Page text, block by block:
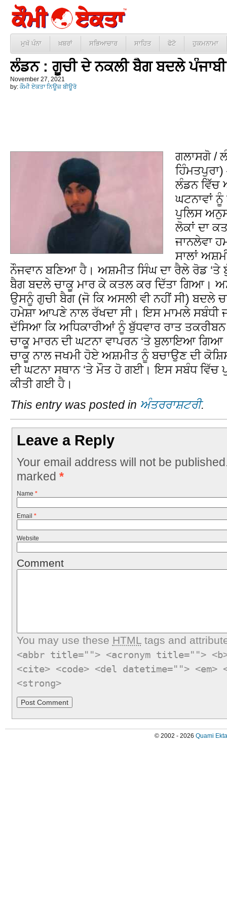
ਮੁਖੱ ਪੰਨਾ ਖ਼ਬਰਾਂ ਸਭਿਆਚਾਰ ਸਾਹਿਤ ਫੋਟੋ ਹੁਕਮਨਾਮਾ
ਲੰਡਨ : ਗੂਚੀ ਦੇ ਨਕਲੀ ਬੈਗ ਬਦਲੇ
November 27, 2021
by: ਕੌਮੀ ਏਕਤਾ ਨਿਊਜ਼ ਬੀਊਰੋ
ਗਲਾਸਗੋ /
ਹਿੰਮਤਪੁਰਾ)
ਲੰਡਨ ਵਿੱੱਚ
ਘਟਨਾਵਾਂ
ਪੁਲਿਸ
ਲੋਕਾਂ ਦਾ
ਜਾਨਲੇਵਾ
ਸਾਲਾਂ
ਨੌਜਵਾਨ ਬਣਿਆ ਹੈ। ਅਸ਼ਮੀਤ ਸਿੰਘ ਦਾ ਰੈਲੇ ਰੋਡ
ਬੈਗ ਬਦਲੇ ਚਾਕੂ ਮਾਰ ਕੇ ਕਤਲ ਕਰ ਦਿੱਤਾ ਗਿਆ।
ਉਸਨੂੰ ਗੁਚੀ ਬੈਗ (ਜੋ ਕਿ ਅਸਲੀ ਵੀ ਨਹੀਂ ਸੀ) ਬਦਲੇ
ਹਮੇਸ਼ਾ ਆਪਣੇ ਨਾਲ ਰੱਖਦਾ ਸੀ। ਇਸ ਮਾਮਲੇ ਸਬੰਧੀ
ਦੱਸਿਆ ਕਿ ਅਧਿਕਾਰੀਆਂ ਨੂੰ ਬੁੱਧਵਾਰ ਰਾਤ
ਚਾਕੂ ਮਾਰਨ ਦੀ ਘਟਨਾ ਵਾਪਰਨ ‘ਤੇ ਬੁਲਾਇਆ
ਚਾਕੂ ਨਾਲ ਜਖਮੀ ਹੋਏ ਅਸ਼ਮੀਤ ਨੂੰ ਬਚਾਉਣ ਦੀ
ਦੀ ਘਟਨਾ ਸਥਾਨ ‘ਤੇ ਮੌਤ ਹੋ ਗਈ। ਇਸ ਸਬੰਧ ਵਿੱਚ
ਕੀਤੀ ਗਈ ਹੈ।
This entry was posted in ਅੰਤਰਰਾਸ਼ਟਰੀ.
Leave a Reply
Your email address will not be
marked *
Name *
Email *
Website
Comment
You may use these HTMLtags and
<abbr title=""> <acronym title="">
<cite> <code> <del datetime="">
<strong>
© 2002 - 2026 Quami